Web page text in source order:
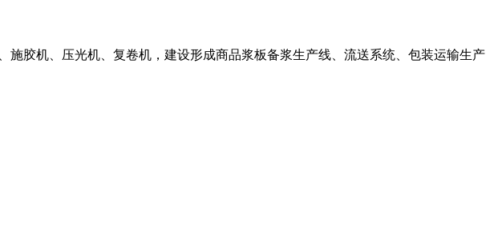
胶机、压光机、复卷机，建设形成商品浆板备浆生产线、流送系统、包装运输生产